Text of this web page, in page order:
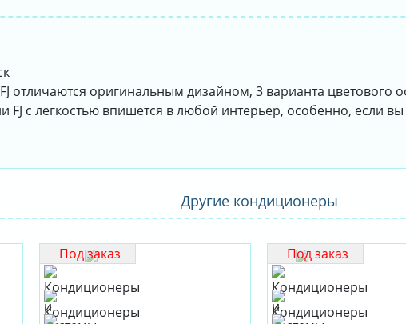
отличаются оригинальным дизайном, 3 варианта
FJ с легкостью впишется в любой интерьер, особенно, если
Другие кондиционеры
Под заказ Под заказ